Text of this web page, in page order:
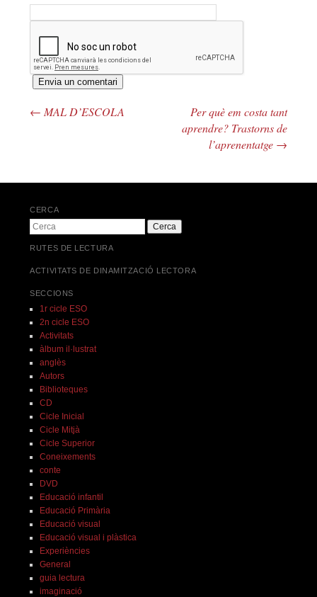
← MAL D’ESCOLA
Per què em costa tant
aprendre? Trastorns de
l’aprenentatge →
CERCA
Cerca
RUTES DE LECTURA
ACTIVITATS DE DINAMITZACIÓ LECTORA
SECCIONS
1r cicle ESO
2n cicle ESO
Activitats
àlbum il·lustrat
anglès
Autors
Biblioteques
CD
Cicle Inicial
Cicle Mitjà
Cicle Superior
Coneixements
conte
DVD
Educació infantil
Educació Primària
Educació visual
Educació visual i plàstica
Experiències
General
guia lectura
imaginació